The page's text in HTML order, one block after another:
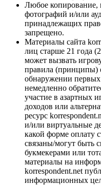
Любое копирование,
фотографий и/или
принадлежащих
запрещено.
Материалы сайта
лиц старше 21 года
может вызвать
правила (принципы)
обнаружении первых
немедленно
участие в азартных
доходов или
ресурс
и/или виртуальные
какой форме оплату
связаны/могут быть
букмекерами или
материалы на
korrespondent.net
информационных